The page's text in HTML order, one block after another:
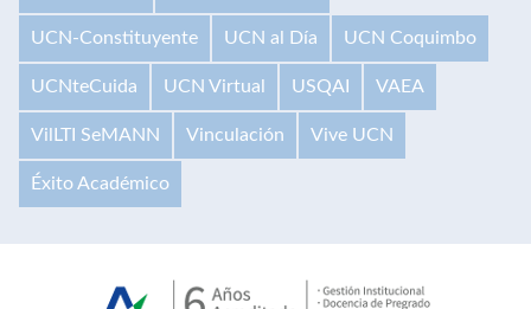
UCN-Constituyente UCN al Día UCN Coquimbo
UCNteCuida UCN Virtual USQAI VAEA
VilLTI SeMANN Vinculación Vive UCN
Éxito Académico